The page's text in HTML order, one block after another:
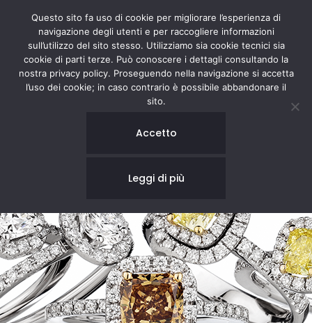
Questo sito fa uso di cookie per migliorare l’esperienza di
navigazione degli utenti e per raccogliere informazioni
sull’utilizzo del sito stesso. Utilizziamo sia cookie tecnici sia
cookie di parti terze. Può conoscere i dettagli consultando la
nostra privacy policy. Proseguendo nella navigazione si accetta
l’uso dei cookie; in caso contrario è possibile abbandonare il
sito.
Accetto
Leggi di più